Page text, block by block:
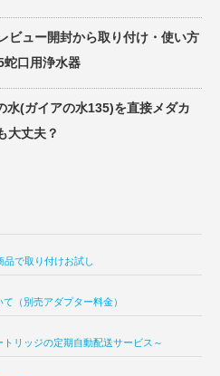
ビュー開封から取り付け・使い方
口用浄水器
水(ガイアの水135)を直接メダカ
大丈夫？
で取り付けお試し
（別売アダプター料金）
リッジの定期自動配送サービス～